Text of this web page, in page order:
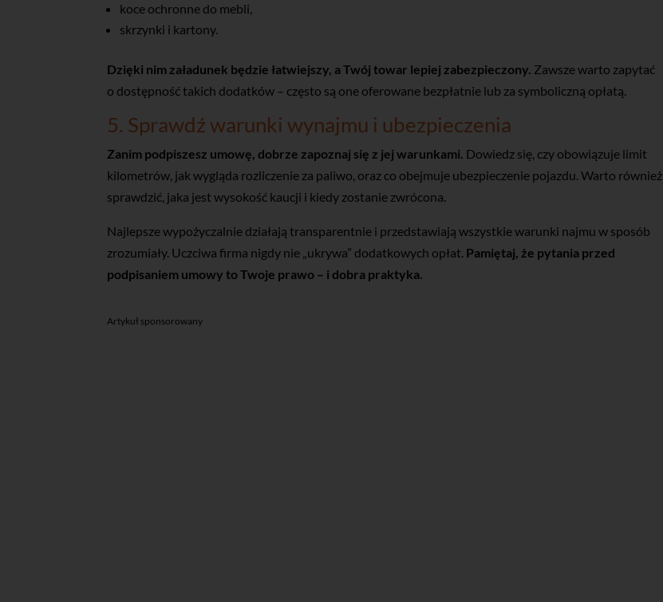
koce ochronne do mebli,
skrzynki i kartony.
Dzięki nim załadunek będzie łatwiejszy, a Twój towar lepiej zabezpieczony. Zawsze warto zapytać
o dostępność takich dodatków – często są one oferowane bezpłatnie lub za symboliczną opłatą.
5. Sprawdź warunki wynajmu i ubezpieczenia
Zanim podpiszesz umowę, dobrze zapoznaj się z jej warunkami. Dowiedz się, czy obowiązuje limit
kilometrów, jak wygląda rozliczenie za paliwo, oraz co obejmuje ubezpieczenie pojazdu. Warto również
sprawdzić, jaka jest wysokość kaucji i kiedy zostanie zwrócona.
Najlepsze wypożyczalnie działają transparentnie i przedstawiają wszystkie warunki najmu w sposób
zrozumiały. Uczciwa firma nigdy nie „ukrywa” dodatkowych opłat. Pamiętaj, że pytania przed
podpisaniem umowy to Twoje prawo – i dobra praktyka.
Artykuł sponsorowany